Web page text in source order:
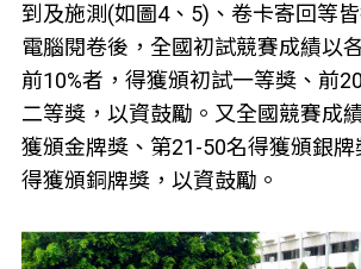
到及施測(如圖4、5)、卷卡寄回等
電腦閱卷後，全國初試競賽成績以
前10%者，得獲頒初試一等獎、前
二等獎，以資鼓勵。又全國競賽成
獲頒金牌獎、第21-50名得獲頒銀牌
得獲頒銅牌獎，以資鼓勵。